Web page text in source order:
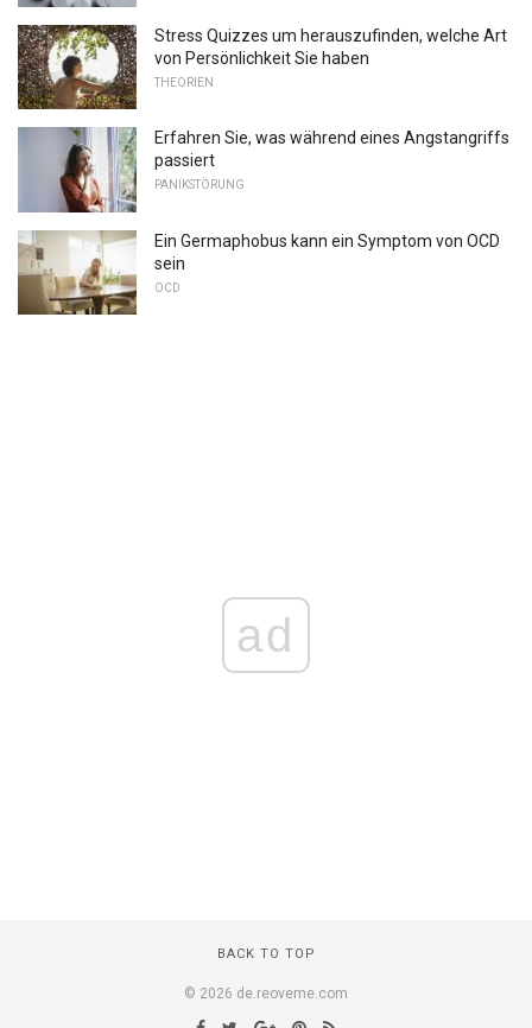
Stress Quizzes um herauszufinden, welche Art
von Persönlichkeit Sie haben
THEORIEN
Erfahren Sie, was während eines Angstangriffs
passiert
PANIKSTÖRUNG
Ein Germaphobus kann ein Symptom von OCD
sein
OCD
ad
BACK TO TOP
© 2026 de.reoveme.com